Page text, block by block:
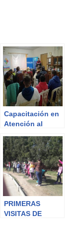
Capacitación en
Atención al
PRIMERAS
VISITAS DE